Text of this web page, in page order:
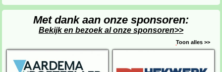
Met dank aan onze sponsoren:
Bekijk en bezoek al onze sponsoren>>
Toon alles >>